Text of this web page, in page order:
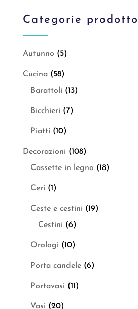
Categorie prodotto
Autunno (5)
Cucina (58)
Barattoli (13)
Bicchieri (7)
Piatti (10)
Decorazioni (108)
Cassette in legno (18)
Ceri (1)
Ceste e cestini (19)
Cestini (6)
Orologi (10)
Porta candele (6)
Portavasi (11)
Vasi (20)